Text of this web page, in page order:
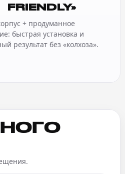
FRIENDLY»
+ продуманное
быстрая установка и
результат без «колхоза».